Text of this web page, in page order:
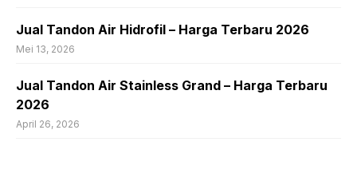
Jual Tandon Air Hidrofil – Harga Terbaru 2026
Mei 13, 2026
Jual Tandon Air Stainless Grand – Harga Terbaru
2026
April 26, 2026